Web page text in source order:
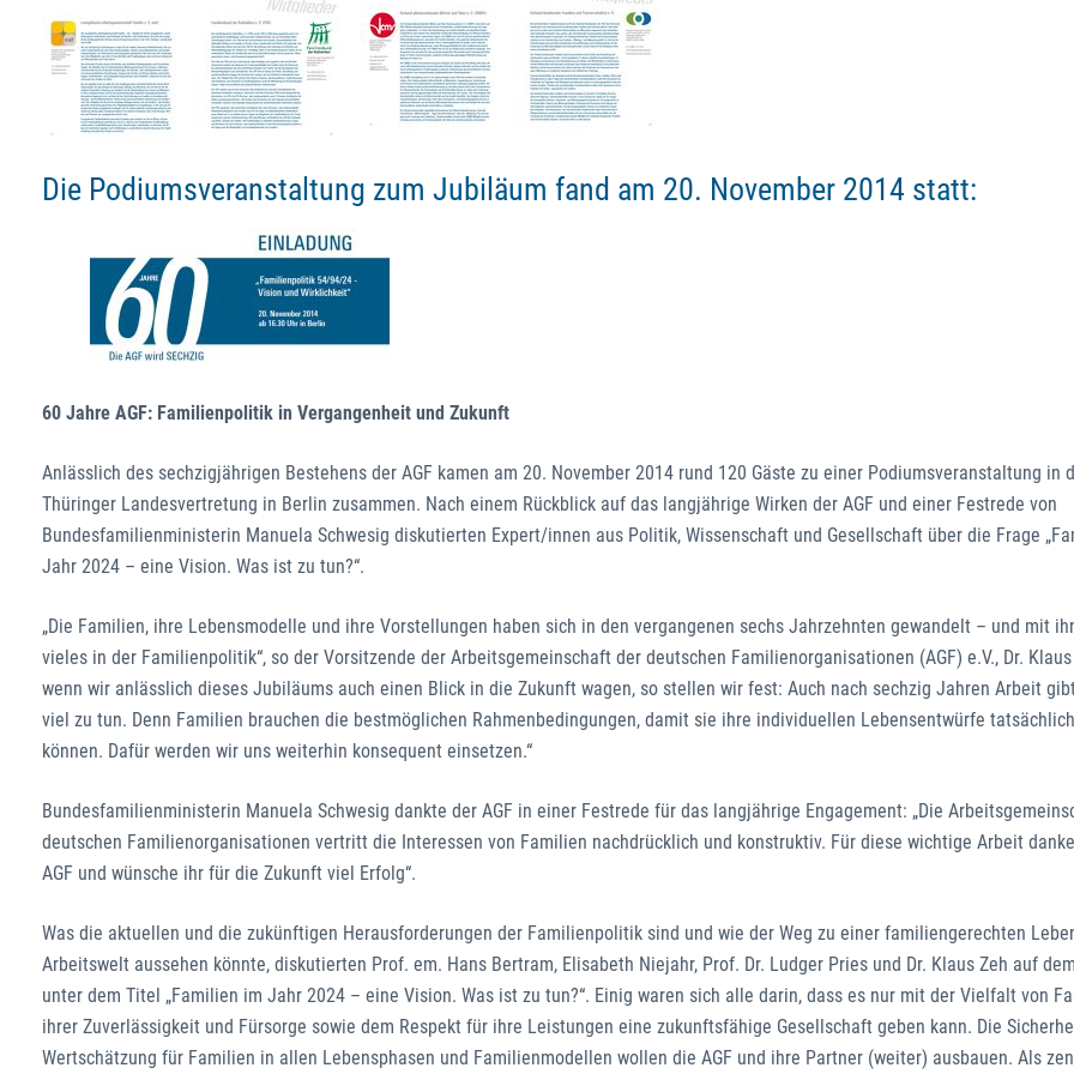
Die Podiumsveranstaltung zum Jubiläum fand am 20. November 2014 statt:
60 Jahre AGF: Familienpolitik in Vergangenheit und Zukunft
Anlässlich des sechzigjährigen Bestehens der AGF kamen am 20. November 2014 rund 120 Gäste zu einer Podiumsveranstaltung in
Thüringer Landesvertretung in Berlin zusammen. Nach einem Rückblick auf das langjährige Wirken der AGF und einer Festrede von
Bundesfamilienministerin Manuela Schwesig diskutierten Expert/innen aus Politik, Wissenschaft und Gesellschaft über die Frage
Jahr 2024 – eine Vision. Was ist zu tun?“.
„Die Familien, ihre Lebensmodelle und ihre Vorstellungen haben sich in den vergangenen sechs Jahrzehnten gewandelt – und mit
vieles in der Familienpolitik“, so der Vorsitzende der Arbeitsgemeinschaft der deutschen Familienorganisationen (AGF) e.V., Dr. Klaus
wenn wir anlässlich dieses Jubiläums auch einen Blick in die Zukunft wagen, so stellen wir fest: Auch nach sechzig Jahren Arbeit
viel zu tun. Denn Familien brauchen die bestmöglichen Rahmenbedingungen, damit sie ihre individuellen Lebensentwürfe
können. Dafür werden wir uns weiterhin konsequent einsetzen.“
Bundesfamilienministerin Manuela Schwesig dankte der AGF in einer Festrede für das langjährige Engagement: „Die
deutschen Familienorganisationen vertritt die Interessen von Familien nachdrücklich und konstruktiv. Für diese wichtige Arbeit
AGF und wünsche ihr für die Zukunft viel Erfolg“.
Was die aktuellen und die zukünftigen Herausforderungen der Familienpolitik sind und wie der Weg zu einer familiengerechten
Arbeitswelt aussehen könnte, diskutierten Prof. em. Hans Bertram, Elisabeth Niejahr, Prof. Dr. Ludger Pries und Dr. Klaus Zeh auf
unter dem Titel „Familien im Jahr 2024 – eine Vision. Was ist zu tun?“. Einig waren sich alle darin, dass es nur mit der Vielfalt von
ihrer Zuverlässigkeit und Fürsorge sowie dem Respekt für ihre Leistungen eine zukunftsfähige Gesellschaft geben kann. Die
Wertschätzung für Familien in allen Lebensphasen und Familienmodellen wollen die AGF und ihre Partner (weiter) ausbauen. Als